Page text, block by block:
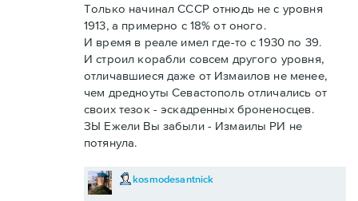
Только начинал СССР отнюдь не с уровня
1913, а примерно с 18% от оного.
И время в реале имел где-то с 1930 по 39.
И строил корабли совсем другого уровня,
отличавшиеся даже от Измаилов не менее,
чем дредноуты Севастополь отличались от
своих тезок - эскадренных броненосцев.
ЗЫ Ежели Вы забыли - Измаилы РИ не
потянула.
kosmodesantnick